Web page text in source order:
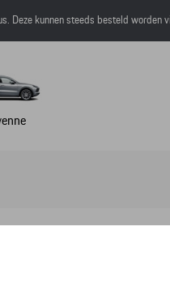
Deze kunnen steeds besteld worden